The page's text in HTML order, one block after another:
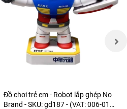
Đồ chơi trẻ em - Robot lắp ghép No
Brand - SKU: gd187 - (VAT: 006-01-